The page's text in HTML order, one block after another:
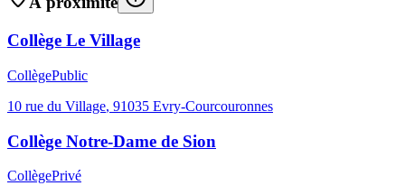
Collège Le Village
CollègePublic
10 rue du Village, 91035 Evry-Courcouronnes
Collège Notre-Dame de Sion
CollègePrivé